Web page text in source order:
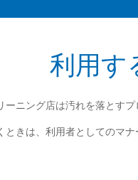
利用す
ーニング店は汚れを落とす
ときは、利用者としてのマ